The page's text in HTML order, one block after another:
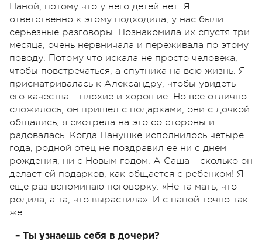
Наной, потому что у него детей нет. Я
ответственно к этому подходила, у нас были
серьезные разговоры. Познакомила их спустя три
месяца, очень нервничала и переживала по этому
поводу. Потому что искала не просто человека,
чтобы повстречаться, а спутника на всю жизнь. Я
присматривалась к Александру, чтобы увидеть
его качества – плохие и хорошие. Но все отлично
сложилось, он пришел с подарками, они с дочкой
общались, я смотрела на это со стороны и
радовалась. Когда Нанушке исполнилось четыре
года, родной отец не поздравил ее ни с днем
рождения, ни с Новым годом. А Саша – сколько он
делает ей подарков, как общается с ребенком! Я
еще раз вспоминаю поговорку: «Не та мать, что
родила, а та, что вырастила». И с папой точно так
же.
– Ты узнаешь себя в дочери?